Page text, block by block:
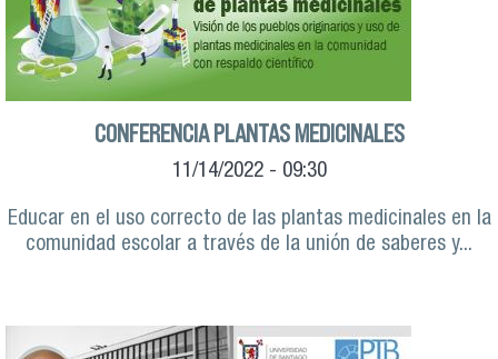
CONFERENCIA PLANTAS MEDICINALES
11/14/2022 - 09:30
Educar en el uso correcto de las plantas medicinales en la
comunidad escolar a través de la unión de saberes y...